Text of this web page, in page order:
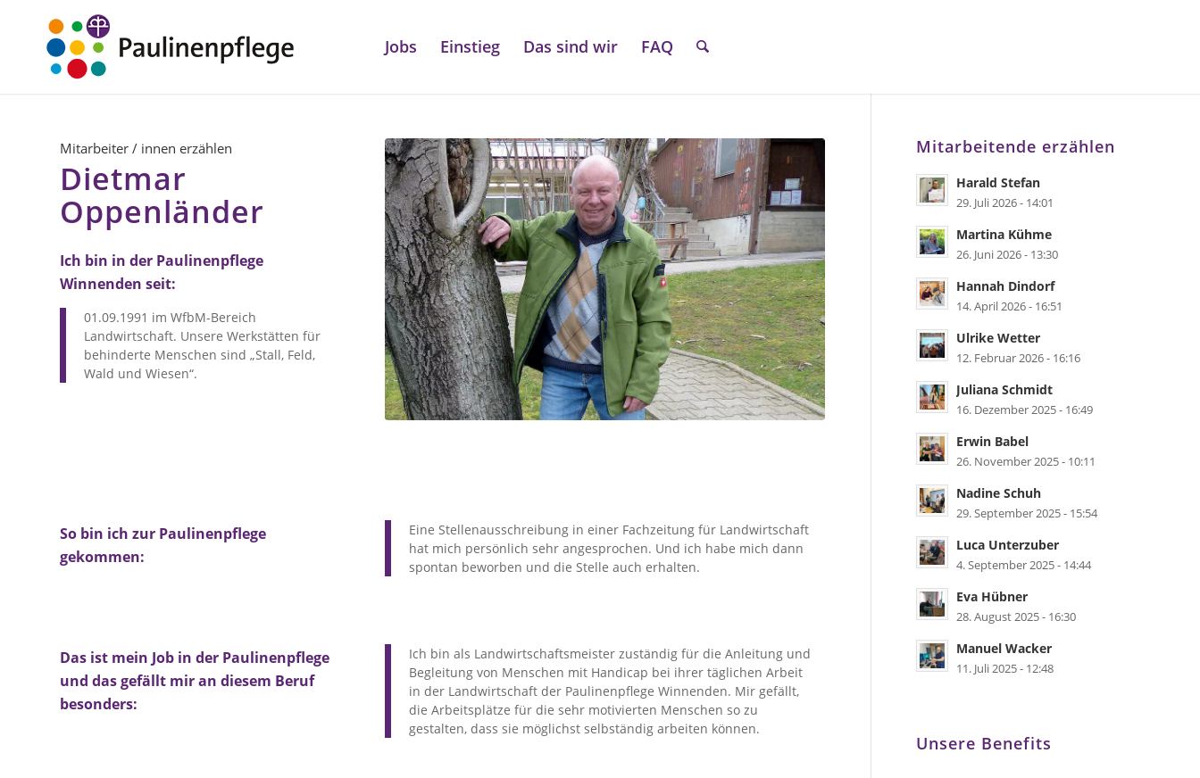
Jobs Einstieg Das sind wir FAQ
Mitarbeiter / innen erzählen
Dietmar
Oppenländer
Ich bin in der Paulinenpflege
Winnenden seit:
01.09.1991 im WfbM-Bereich
Landwirtschaft. Unsere Werkstätten für
behinderte Menschen sind „Stall, Feld,
Wald und Wiesen“.
So bin ich zur Paulinenpflege
gekommen:
Eine Stellenausschreibung in einer Fachzeitung für Landwirtschaft
hat mich persönlich sehr angesprochen. Und ich habe mich dann
spontan beworben und die Stelle auch erhalten.
Das ist mein Job in der Paulinenpflege
und das gefällt mir an diesem Beruf
besonders:
Ich bin als Landwirtschaftsmeister zuständig für die Anleitung und
Begleitung von Menschen mit Handicap bei ihrer täglichen Arbeit
in der Landwirtschaft der Paulinenpflege Winnenden. Mir gefällt,
die Arbeitsplätze für die sehr motivierten Menschen so zu
gestalten, dass sie möglichst selbständig arbeiten können.
Mitarbeitende erzählen
Harald Stefan
29. Juli 2026 - 14:01
Martina Kühme
26. Juni 2026 - 13:30
Hannah Dindorf
14. April 2026 - 16:51
Ulrike Wetter
12. Februar 2026 - 16:16
Juliana Schmidt
16. Dezember 2025 - 16:49
Erwin Babel
26. November 2025 - 10:11
Nadine Schuh
29. September 2025 - 15:54
Luca Unterzuber
4. September 2025 - 14:44
Eva Hübner
28. August 2025 - 16:30
Manuel Wacker
11. Juli 2025 - 12:48
Unsere Benefits